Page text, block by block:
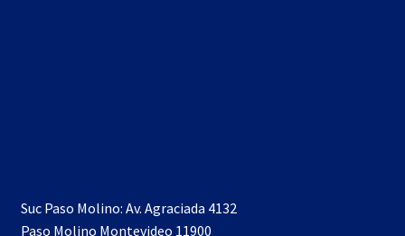
Suc Paso Molino: Av. Agraciada 4132
Paso Molino Montevideo 11900